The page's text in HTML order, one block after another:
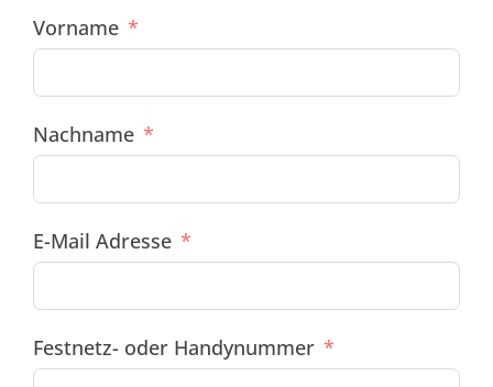
Vorname
Nachname
E-Mail Adresse
Festnetz- oder Handynummer